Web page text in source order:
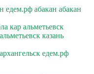
едем.рф абакан абакан
кар альметьевск
казань
едем.рф